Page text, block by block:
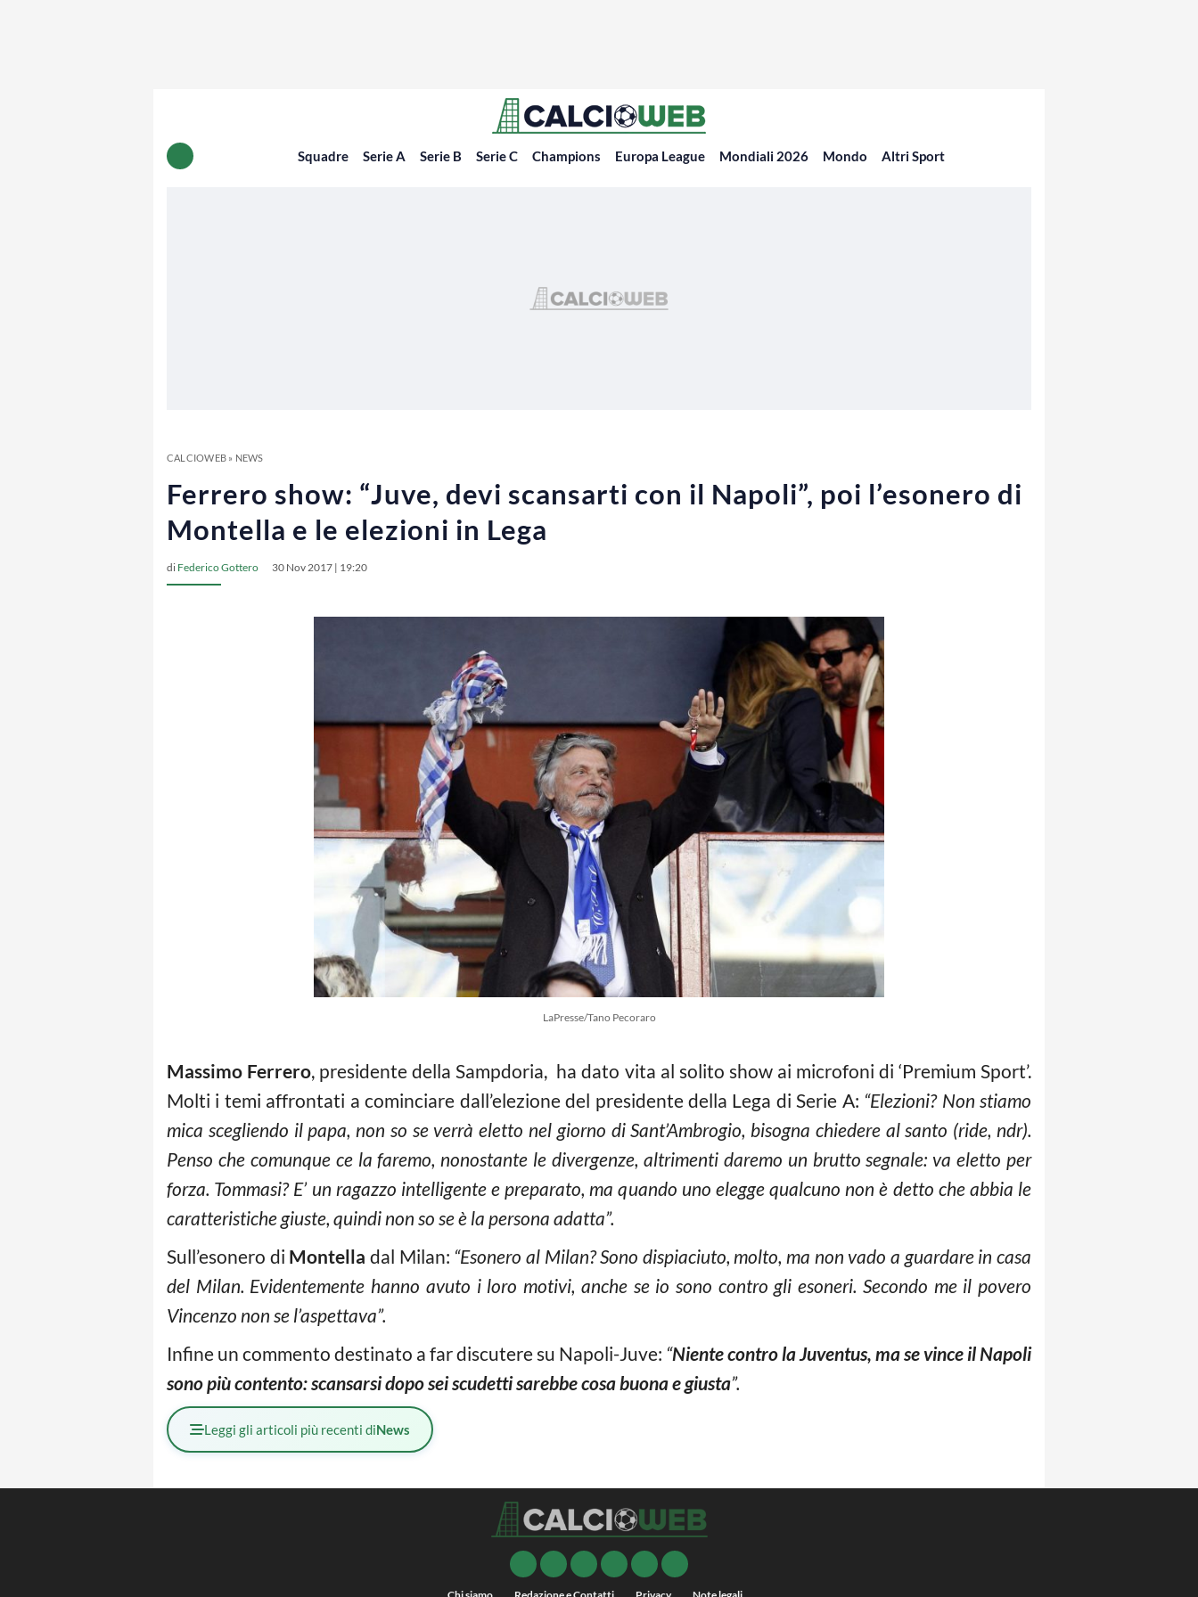
Squadre Serie A Serie B Serie C Champions Europa League Mondiali 2026 Mondo Altri Sport
CALCIOWEB» NEWS
Ferrero show: “Juve, devi scansarti con il Napoli”, poi l’esonero di
Montella e le elezioni in Lega
di Federico Gottero 30 Nov 2017 | 19:20
LaPresse/Tano Pecoraro
Massimo Ferrero, presidente della Sampdoria, ha dato vita al solito show ai microfoni di ‘Premium Sport’.
Molti i temi affrontati a cominciare dall’elezione del presidente della Lega di Serie A: “Elezioni? Non stiamo
mica scegliendo il papa, non so se verrà eletto nel giorno di Sant’Ambrogio, bisogna chiedere al santo (ride, ndr).
Penso che comunque ce la faremo, nonostante le divergenze, altrimenti daremo un brutto segnale: va eletto per
forza. Tommasi? E’ un ragazzo intelligente e preparato, ma quando uno elegge qualcuno non è detto che abbia le
caratteristiche giuste, quindi non so se è la persona adatta”.
Sull’esonero di Montella dal Milan: “Esonero al Milan? Sono dispiaciuto, molto, ma non vado a guardare in casa
del Milan. Evidentemente hanno avuto i loro motivi, anche se io sono contro gli esoneri. Secondo me il povero
Vincenzo non se l’aspettava”.
Infine un commento destinato a far discutere su Napoli-Juve: “Niente contro la Juventus, ma se vince il Napoli
sono più contento: scansarsi dopo sei scudetti sarebbe cosa buona e giusta”.
Leggi gli articoli più recenti diNews